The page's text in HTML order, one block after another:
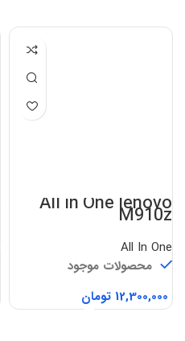
All in One lenovo
M910z
All In One
محصولات موجود
تومان